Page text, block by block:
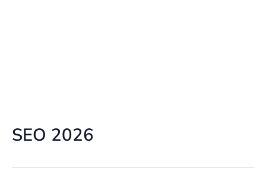
SEO 2026